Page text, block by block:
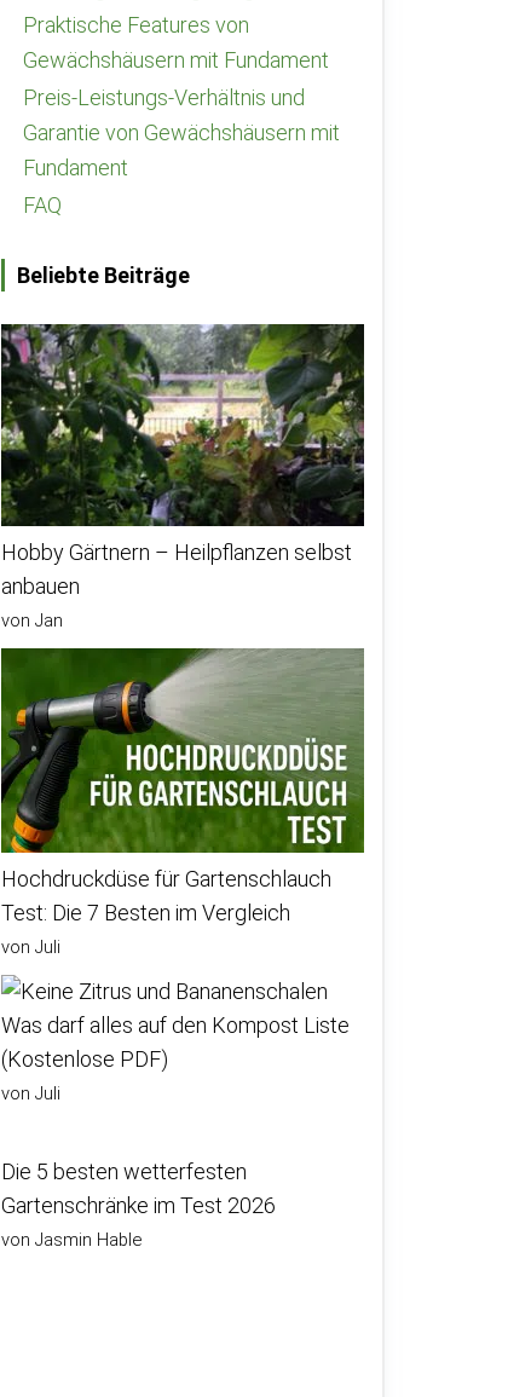
Praktische Features von
Gewächshäusern mit Fundament
Preis-Leistungs-Verhältnis und
Garantie von Gewächshäusern mit
Fundament
FAQ
Beliebte Beiträge
Hobby Gärtnern – Heilpflanzen selbst
anbauen
von Jan
Hochdruckdüse für Gartenschlauch
Test: Die 7 Besten im Vergleich
von Juli
Was darf alles auf den Kompost Liste
(Kostenlose PDF)
von Juli
Die 5 besten wetterfesten
Gartenschränke im Test 2026
von Jasmin Hable